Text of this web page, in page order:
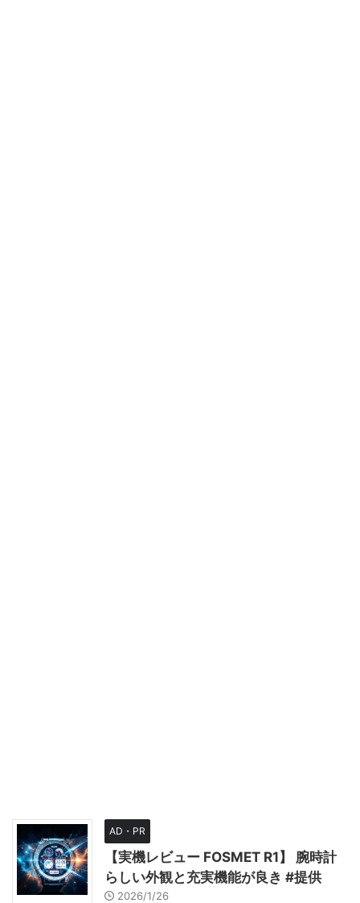
AD・PR
【実機レビュー FOSMET R1】 腕時計
らしい外観と充実機能が良き #提供
2026/1/26